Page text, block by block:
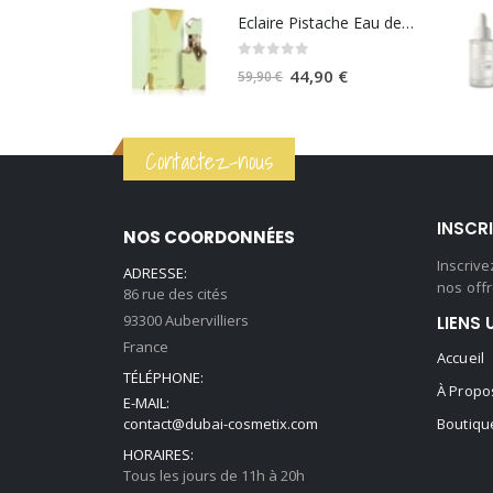
initial
était :
59,90 €.
actuel
44,90 €.
Eclaire Pistache Eau de parfum 100ml - Lattafa
59,90€ Le
était :
59,90 €.
44,90 €Le
est :
Contactez-nous
NOS COORDONNÉES
ADRESSE:
86 rue des cités
93300 Aubervilliers
France
TÉLÉPHONE:
E-MAIL:
contact@dubai-cosmetix.com
HORAIRES:
Tous les jours de 11h à 20h
nos
LIENS
Accueil
À